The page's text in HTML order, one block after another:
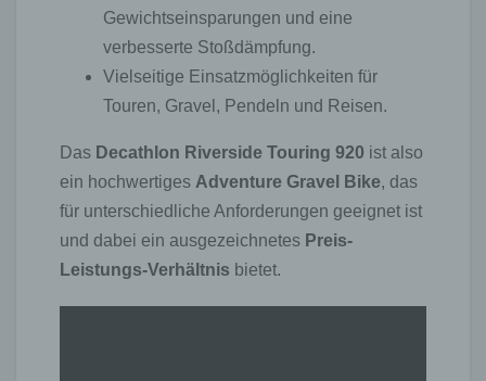
Gewichtseinsparungen und eine
verbesserte Stoßdämpfung.
Vielseitige Einsatzmöglichkeiten für
Touren, Gravel, Pendeln und Reisen.
Das Decathlon Riverside Touring 920 ist also
ein hochwertiges Adventure Gravel Bike, das
für unterschiedliche Anforderungen geeignet ist
und dabei ein ausgezeichnetes Preis-
Leistungs-Verhältnis bietet.